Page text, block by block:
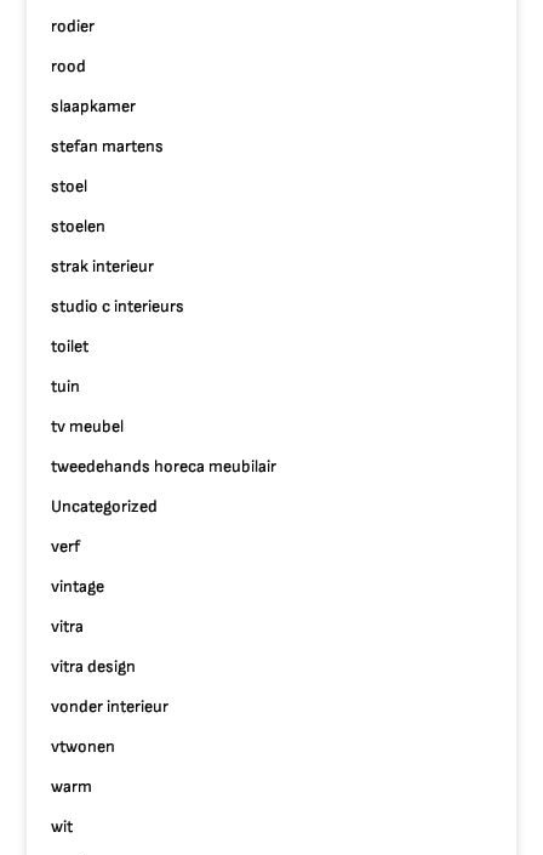
rodier
rood
slaapkamer
stefan martens
stoel
stoelen
strak interieur
studio c interieurs
toilet
tuin
tv meubel
tweedehands horeca meubilair
Uncategorized
verf
vintage
vitra
vitra design
vonder interieur
vtwonen
warm
wit